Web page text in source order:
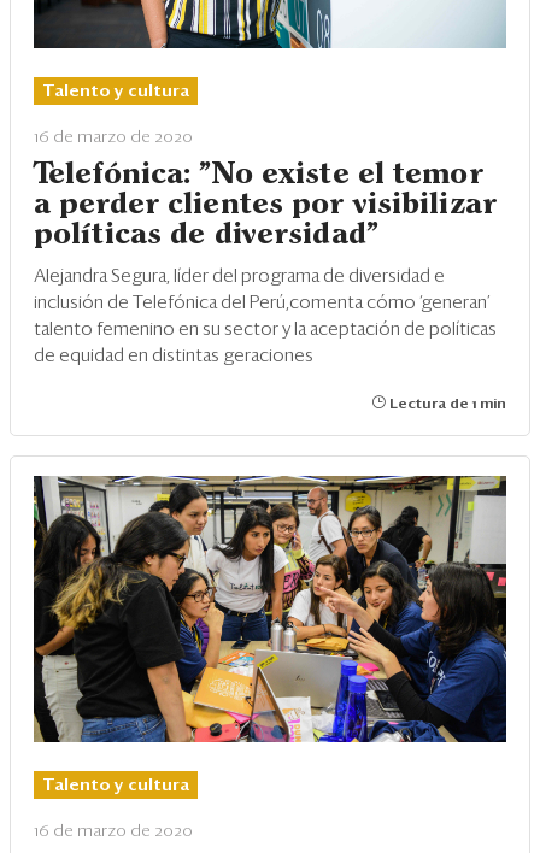
Legal y Política
Eventos
Ranking CEO
Edición Impresa
Talento y cultura
16 de marzo de 2020
Telefónica: "No existe el temor
a perder clientes por visibilizar
políticas de diversidad"
Alejandra Segura, líder del programa de diversidad e
inclusión de Telefónica del Perú,comenta cómo ‘generan’
talento femenino en su sector y la aceptación de políticas
de equidad en distintas geraciones
Lectura de 1 min
Talento y cultura
16 de marzo de 2020